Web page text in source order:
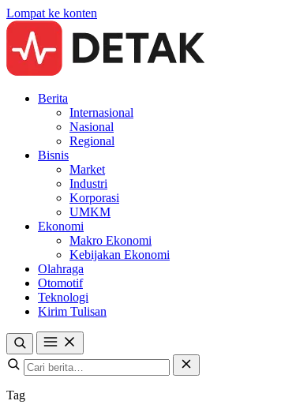
Lompat ke konten
Berita
Internasional
Nasional
Regional
Bisnis
Market
Industri
Korporasi
UMKM
Ekonomi
Makro Ekonomi
Kebijakan Ekonomi
Olahraga
Otomotif
Teknologi
Kirim Tulisan
Tag